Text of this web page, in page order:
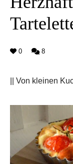
0 8
|| Von kleinen